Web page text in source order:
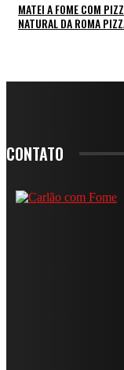
MATEI A FOME COM
NATURAL DA ROMA
CONTATO